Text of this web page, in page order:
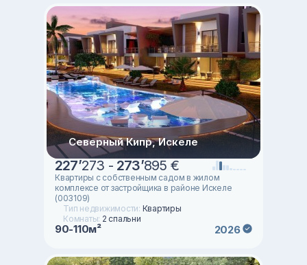
Северный Кипр, Искеле
227’273 - 273’895 €
Квартиры с собственным садом в жилом
комплексе от застройщика в районе Искеле
(003109)
Тип недвижимости: Квартиры
Комнаты: 2 спальни
90-110м² 2026